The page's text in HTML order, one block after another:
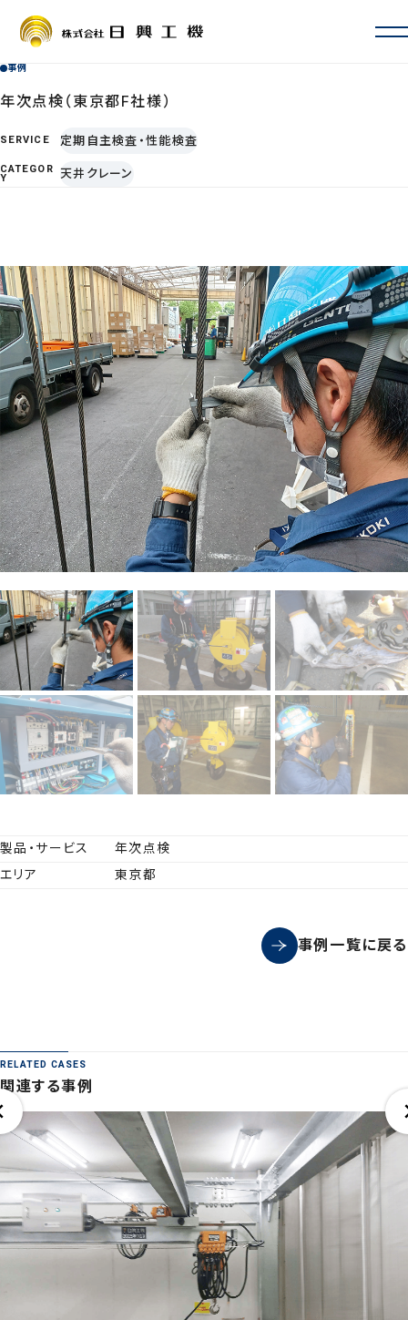
会社概要・沿革
ISO認証・許認可
拠点一覧・アクセス
修理・カスタマイズ
その他サービス
事例
よくあるご質問
採用情報
044-211-0331
平日9:00〜17:00
お見積もり
無料相談 事例集請求
事例
年次点検（東京都F社様）
SERVICE 定期自主検査・性能検査
CATEGOR
Y 天井クレーン
製品・サービス
年次点検
エリア
東京都
事例一覧に戻る
RELATED CASES
関連する事例